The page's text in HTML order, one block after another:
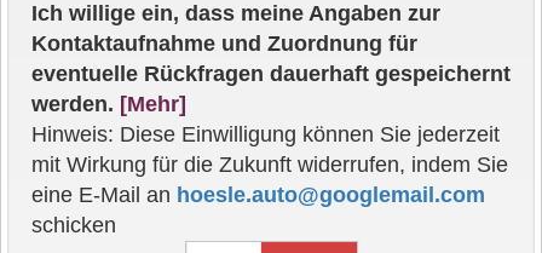
Ich willige ein, dass meine Angaben zur
Kontaktaufnahme und Zuordnung für
eventuelle Rückfragen dauerhaft gespeichernt
werden. [Mehr]
Hinweis: Diese Einwilligung können Sie jederzeit
mit Wirkung für die Zukunft widerrufen, indem Sie
eine E-Mail an hoesle.auto@googlemail.com
schicken